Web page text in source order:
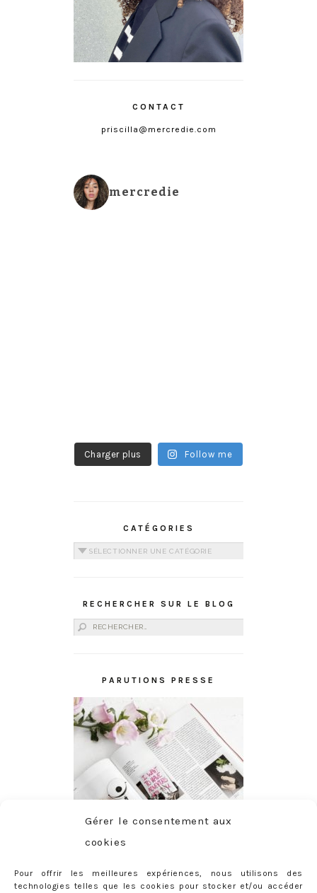
Gérer le consentement aux
cookies
Pour offrir les meilleures expériences, nous utilisons des
technologies telles que les cookies pour stocker et/ou accéder
CONTACT
priscilla@mercredie.com
mercredie
Charger plus Follow me
CATÉGORIES
Catégories
RECHERCHER SUR LE BLOG
Rechercher :
PARUTIONS PRESSE